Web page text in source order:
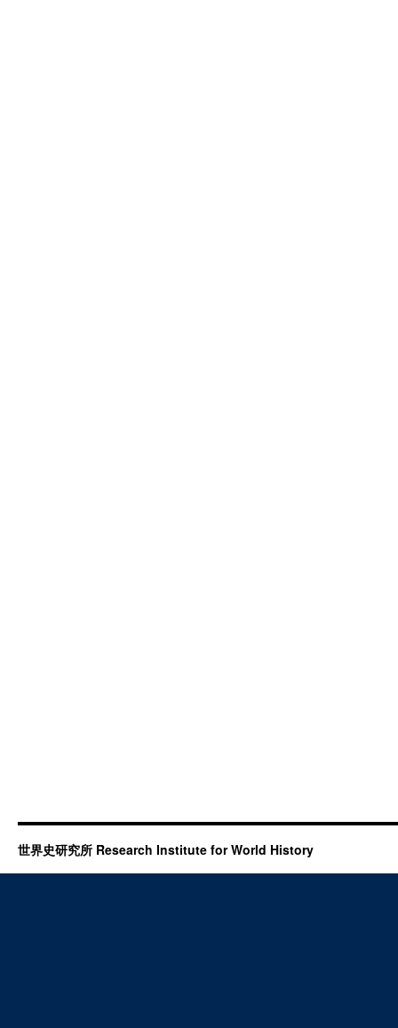
世界史研究所 Research Institute for World History